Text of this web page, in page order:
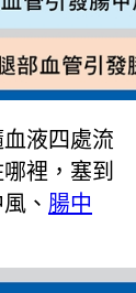
液四處流
裡，塞到
、 腸中